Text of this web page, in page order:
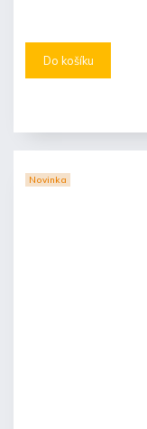
Do košíku
Novinka